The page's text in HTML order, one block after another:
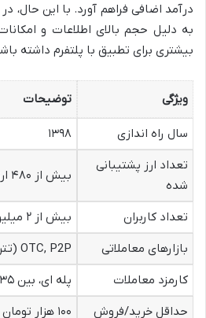
درآمد اضافی فراهم آورد. با این حال، در
به دلیل حجم بالای اطلاعات و
بیشتری برای تطبیق با پلتفرم داشته
ویژگی توضیحات
سال راه اندازی
۱۳۹۸
تعداد ارز پشتیبانی
شده
بیش از ۴۸۰ ارز
تعداد کاربران
بیش از ۲ میلیون نفر
بازارهای معاملاتی
OTC, P2P (تتری و تومانی)
کارمزد معاملات
پله ای، بین ۰.۳۵ تا ۰.۰۳ درصد
حداقل خرید/فروش
۱۰۰ هزار تومان